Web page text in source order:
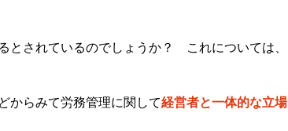
されているのでしょうか？ これについては、
からみて労務管理に関して経営者と一体的な立場